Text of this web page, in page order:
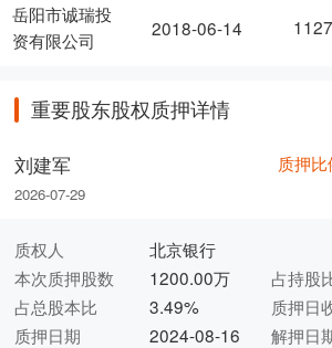
岳阳市诚瑞投
资有限公司
2018-06-14
重要股东股权质押详情
刘建军
2026-07-29
质押
质权人
北京银行
本次质押股数
1200.00万 占持股
占总股本比
3.49% 质押日
质押日期
2024-08-16 解押日